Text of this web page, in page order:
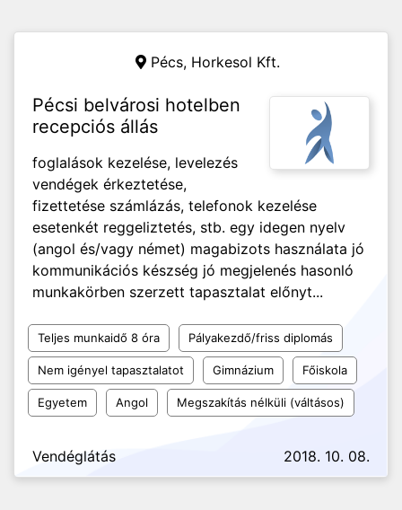
Pécs, Horkesol Kft.
Pécsi belvárosi hotelben
recepciós állás
foglalások kezelése, levelezés
vendégek érkeztetése,
fizettetése számlázás, telefonok kezelése
esetenkét reggeliztetés, stb. egy idegen nyelv
(angol és/vagy német) magabizots használata jó
kommunikációs készség jó megjelenés hasonló
munkakörben szerzett tapasztalat előnyt...
Teljes munkaidő 8 óra Pályakezdő/friss diplomás
Nem igényel tapasztalatot Gimnázium Főiskola
Egyetem Angol Megszakítás nélküli (váltásos)
Vendéglátás 2018. 10. 08.